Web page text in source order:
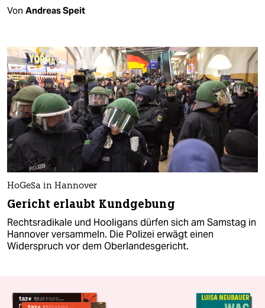
Von Andreas Speit
HoGeSa in Hannover
Gericht erlaubt Kundgebung
Rechtsradikale und Hooligans dürfen sich am Samstag in
Hannover versammeln. Die Polizei erwägt einen
Widerspruch vor dem Oberlandesgericht.